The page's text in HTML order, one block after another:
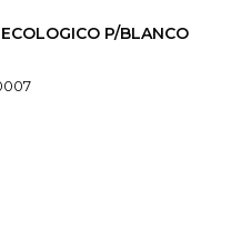
P/BLANCO